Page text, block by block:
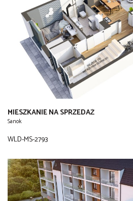
MIESZKANIE NA SPRZEDAŻ
Sanok
WLD-MS-2793